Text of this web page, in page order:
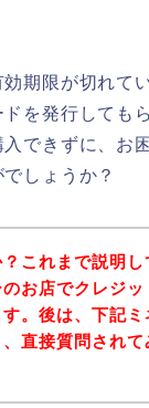
期限が切れて
を発行しても
できずに、お
しょうか？
これまで説明
お店でクレジ
。後は、下記
直接質問され